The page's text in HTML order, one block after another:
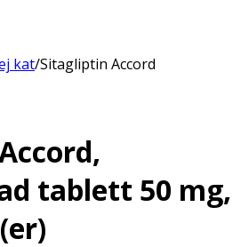
kat/Sitagliptin Accord
tablett 50 mg,